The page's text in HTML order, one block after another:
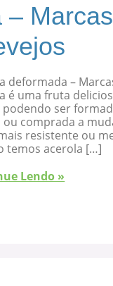
deformada –
é uma fruta
podendo ser
ou comprada a
resistente ou
temos acerola […]
Lendo »